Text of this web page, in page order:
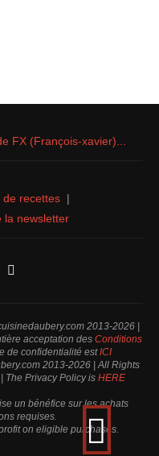
FX (François-xavier)...
de recettes |
la newsletter
2013-2026 |
acceptation des Conditions
de confidentialité estICI
2013-2026 | All Rights
| The Privacy Policy is HERE
un bénéfice sur les achats
requises.
on eligible purchases.